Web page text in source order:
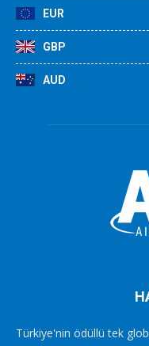
EUR
GBP
AUD
Türkiye'nin ödüllü tek